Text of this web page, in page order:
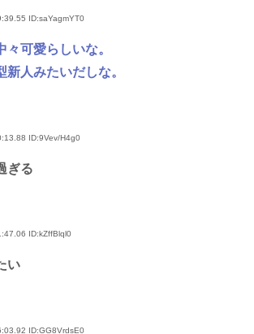
ID:saYagmYT0
々可愛らしいな。
新人みたいだしな。
ID:9Vev/H4g0
ぎる
ID:kZffBlql0
い
ID:GG8VrdsE0